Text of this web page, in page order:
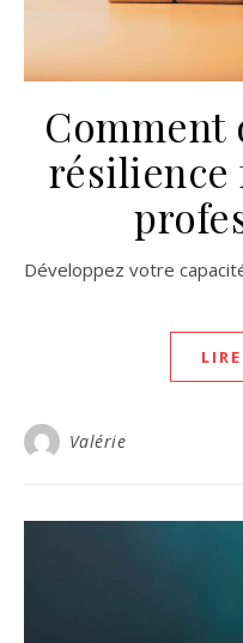
Comment
résilience
Développez votre
Valérie